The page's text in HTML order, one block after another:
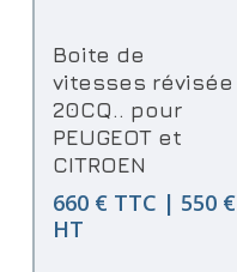
Boite de
vitesses révisée
20CQ.. pour
PEUGEOT et
CITROEN
660 € TTC | 550 €
HT